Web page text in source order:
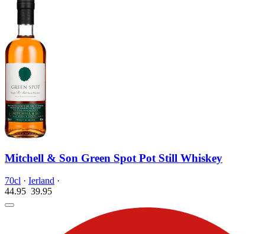
Mitchell & Son Green Spot Pot Still Whiskey
70cl · Ierland ·
44.95 39.95